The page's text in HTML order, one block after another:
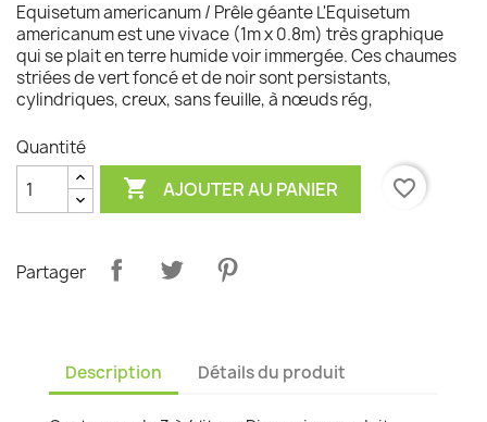
Equisetum americanum / Prêle géante L'Equisetum
americanum est une vivace (1m x 0.8m) très graphique
qui se plait en terre humide voir immergée. Ces chaumes
striées de vert foncé et de noir sont persistants,
cylindriques, creux, sans feuille, à nœuds rég,
Quantité
 AJOUTER AU PANIER favorite_border
Partager
Description Détails du produit